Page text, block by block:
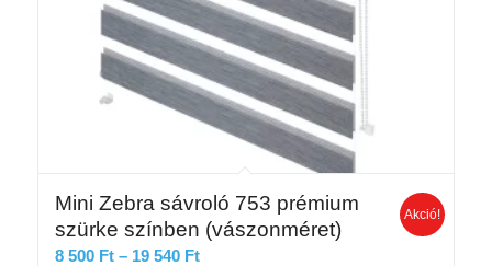
Mini Zebra sávroló 753 prémium
szürke színben (vászonméret)
8 500 Ft – 19 540 FtÁrtartomány:
Akció!